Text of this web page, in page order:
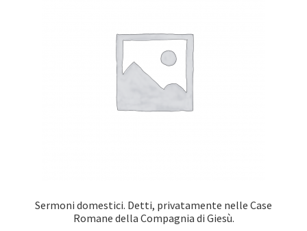
Sermoni domestici. Detti, privatamente nelle Case
Romane della Compagnia di Giesù.